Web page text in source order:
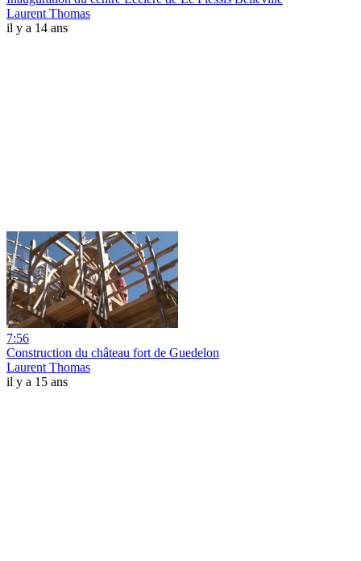
Laurent Thomas
il y a 14 ans
7:56
Construction du château fort de Guedelon
Laurent Thomas
il y a 15 ans